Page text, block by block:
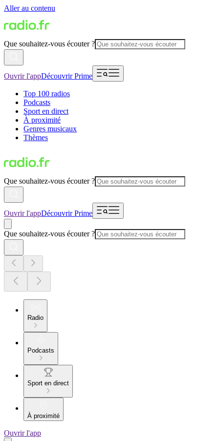
Aller au contenu
Que souhaitez-vous écouter ?
Ouvrir l'appDécouvrir Prime
Top 100 radios
Podcasts
Sport en direct
À proximité
Genres musicaux
Thèmes
Que souhaitez-vous écouter ?
Ouvrir l'appDécouvrir Prime
Que souhaitez-vous écouter ?
Radio
Podcasts
Sport en direct
À proximité
Ouvrir l'app